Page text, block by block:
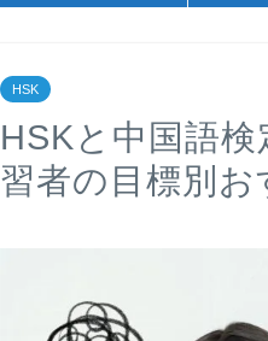
HSK
HSKと中国語
習者の目標別お